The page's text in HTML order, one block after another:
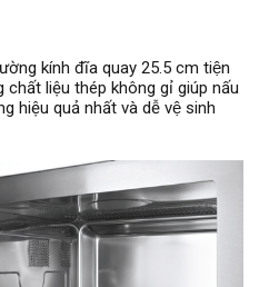
kính đĩa quay 25.5 cm tiện
chất liệu thép không gỉ giúp nấu
hiệu quả nhất và dễ vệ sinh